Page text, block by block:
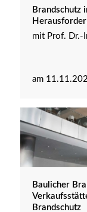
Brandschutz
mit Prof. Dr.-
am
Baulicher
Brandschutz